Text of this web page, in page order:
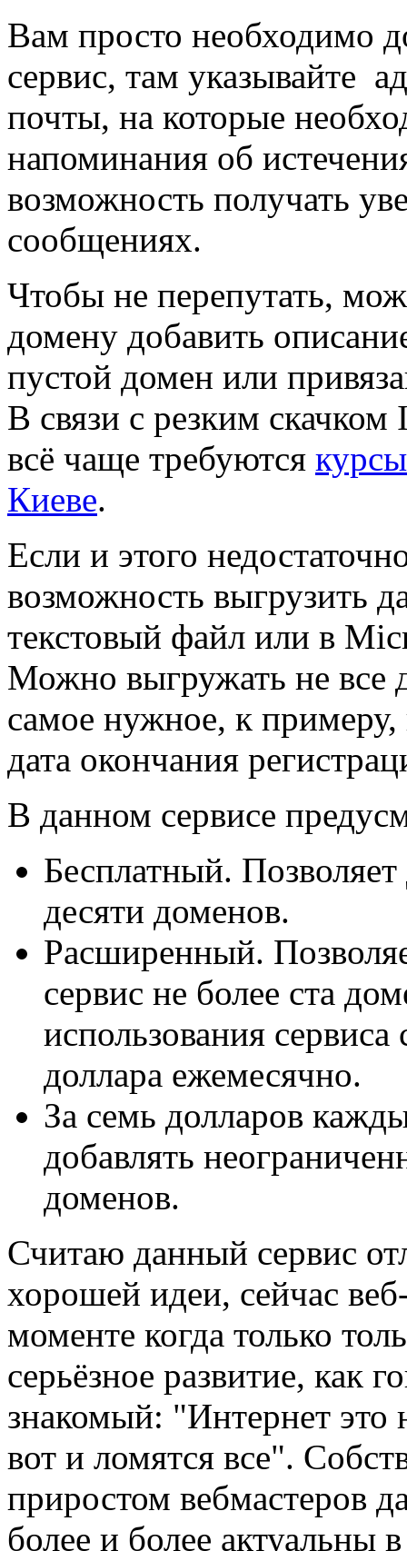
Вам просто необходимо
сервис, там указывайте
почты, на которые
напоминания об
возможность получать
сообщениях.
Чтобы не перепутать,
домену добавить
пустой домен или
В связи с резким
всё чаще требуются
Киеве.
Если и этого
возможность выгрузить
текстовый файл или в
Можно выгружать не все
самое нужное, к примеру,
дата окончания
В данном сервисе
Бесплатный. Позволяет
десяти доменов.
Расширенный.
сервис не более ста
использования
доллара ежемесячно.
За семь долларов
добавлять
доменов.
Считаю данный сервис
хорошей идеи, сейчас
моменте когда только
серьёзное развитие, как
знакомый: "Интернет это
вот и ломятся все".
приростом вебмастеров
более и более актуальны